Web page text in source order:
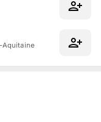
Aquitaine